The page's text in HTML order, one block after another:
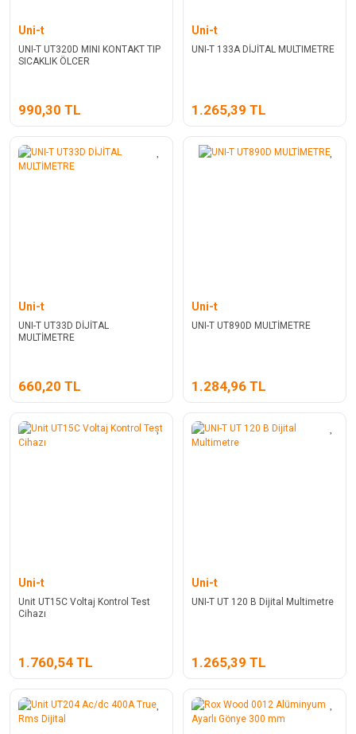
Uni-t
UNI-T UT320D MINI KONTAKT TIP
SICAKLIK ÖLCER
990,30 TL
Uni-t
UNI-T 133A DİJİTAL MULTIMETRE
1.265,39 TL
Uni-t
UNI-T UT33D DİJİTAL
MULTİMETRE
660,20 TL
Uni-t
UNI-T UT890D MULTİMETRE
1.284,96 TL
Uni-t
Unit UT15C Voltaj Kontrol Test
Cihazı
1.760,54 TL
Uni-t
UNI-T UT 120 B Dijital Multimetre
1.265,39 TL